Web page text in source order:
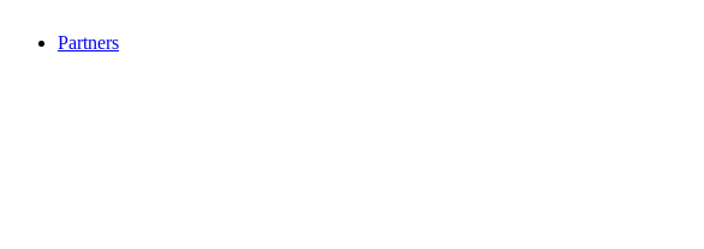
Partners